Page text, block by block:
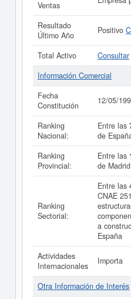
Ventas
Resultado
Último Año
Positivo
Total Activo
Consultar
Información Comercial
Fecha
Constitución
12/05/
Ranking
Nacional:
Entre las
de
Ranking
Provincial:
Entre las
de Madrid
Ranking
Sectorial:
Entre las
CNAE
a
España
Actividades
Internacionales
Importa
Otra Información de Interés